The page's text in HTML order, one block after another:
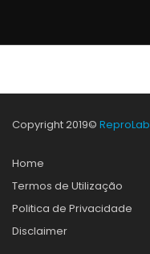
Copyright 2019© ReproLab
Home
Termos de Utilização
Politica de Privacidade
Disclaimer